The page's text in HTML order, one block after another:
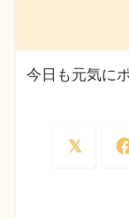
今日も元気に